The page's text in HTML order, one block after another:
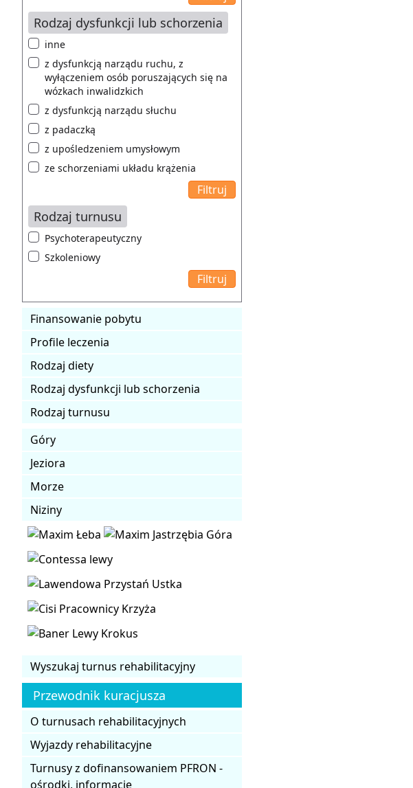
Rodzaj dysfunkcji lub schorzenia
inne
z dysfunkcją narządu ruchu, z
wyłączeniem osób poruszających się na
wózkach inwalidzkich
z dysfunkcją narządu słuchu
z padaczką
z upośledzeniem umysłowym
ze schorzeniami układu krążenia
Rodzaj turnusu
Psychoterapeutyczny
Szkoleniowy
Finansowanie pobytu
Profile leczenia
Rodzaj diety
Rodzaj dysfunkcji lub schorzenia
Rodzaj turnusu
Góry
Jeziora
Morze
Niziny
Wyszukaj turnus rehabilitacyjny
Przewodnik kuracjusza
O turnusach rehabilitacyjnych
Wyjazdy rehabilitacyjne
Turnusy z dofinansowaniem PFRON -
ośrodki, informacje